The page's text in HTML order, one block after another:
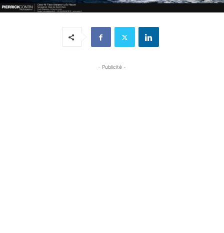
- Publicité -